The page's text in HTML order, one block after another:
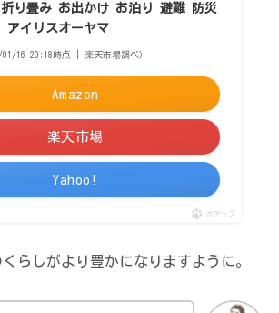
り畳み お出かけ お泊り 避難 防災
アイリスオーヤマ
01/16 20:18時点 | 楽天市場調べ）
Amazon
楽天市場
Yahoo!
ポチップ
らしがより豊かになりますように。